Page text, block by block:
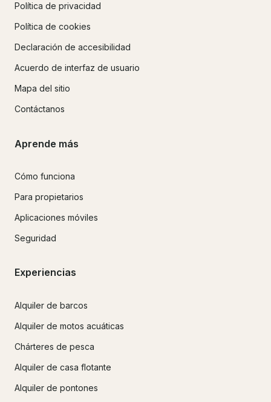
Política de privacidad
Política de cookies
Declaración de accesibilidad
Acuerdo de interfaz de usuario
Mapa del sitio
Contáctanos
Aprende más
Cómo funciona
Para propietarios
Aplicaciones móviles
Seguridad
Experiencias
Alquiler de barcos
Alquiler de motos acuáticas
Chárteres de pesca
Alquiler de casa flotante
Alquiler de pontones